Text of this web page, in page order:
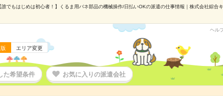
誰でもはじめは初心者！】くるま用バネ部品の機械操作/日払いOKの派遣の仕事情報｜株式会社綜
エリア変更
ヘル
た希望条件 お気に入りの派遣会社